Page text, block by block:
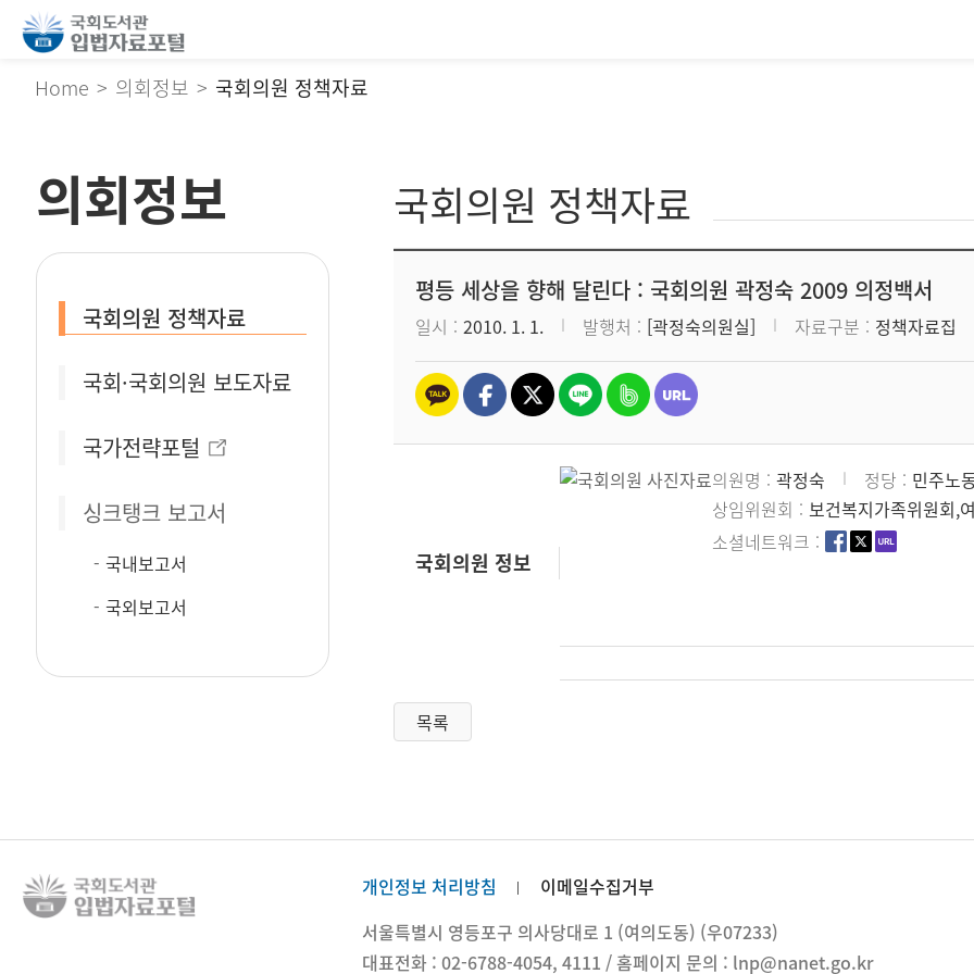
Home 의회정보 국회의원 정책자료
의회정보
국회의원 정책자료
국회·국회의원 보도자료
국가전략포털
싱크탱크 보고서
국내보고서
국외보고서
국회의원 정책자료
평등 세상을 향해 달린다 : 국회의원 곽정숙 2009 의정백서
일시 2010. 1. 1. 발행처 [곽정숙의원실] 자료구분 정책자료집
국회의원 정보
의원명 곽정숙 정당 민주노
상임위원회
보건복지가족위원회,
소셜네트워크
목록
개인정보 처리방침
이메일수집거부
서울특별시 영등포구 의사당대로 1 (여의도동) (우07233)
대표전화 : 02-6788-4054, 4111 / 홈페이지 문의 : lnp@nanet.go.kr